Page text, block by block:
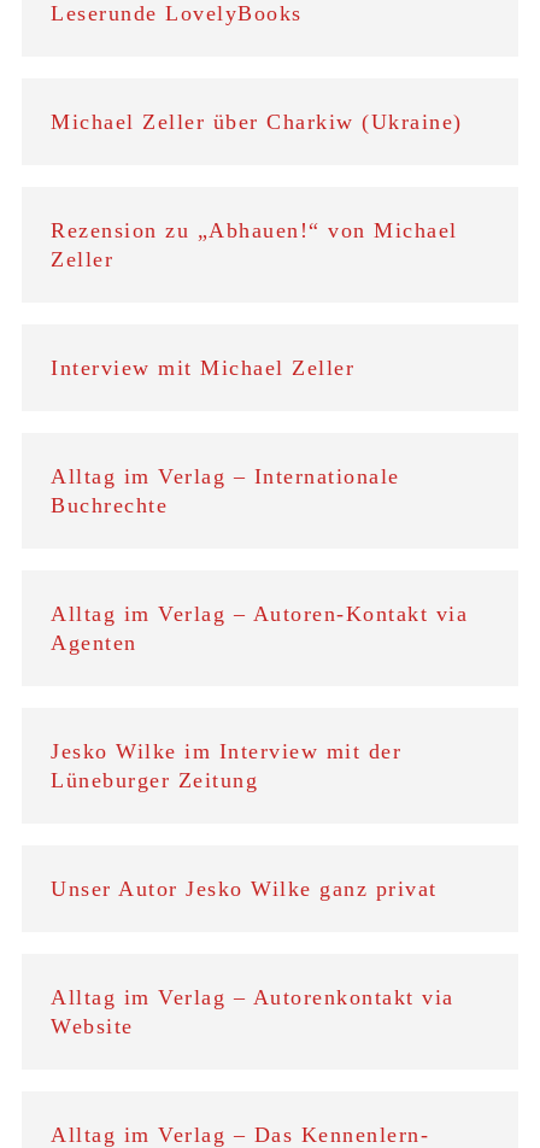
Leserunde LovelyBooks
Michael Zeller über Charkiw (Ukraine)
Rezension zu „Abhauen!“ von Michael
Zeller
Interview mit Michael Zeller
Alltag im Verlag – Internationale
Buchrechte
Alltag im Verlag – Autoren-Kontakt via
Agenten
Jesko Wilke im Interview mit der
Lüneburger Zeitung
Unser Autor Jesko Wilke ganz privat
Alltag im Verlag – Autorenkontakt via
Website
Alltag im Verlag – Das Kennenlern-